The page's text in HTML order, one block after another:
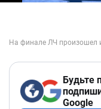
Будьте
Google